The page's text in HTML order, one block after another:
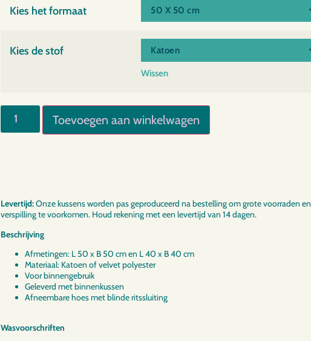
Kies het formaat
Kies de stof
Wissen
Toevoegen aan winkelwagen
Levertijd:Onze kussens worden pas geproduceerd na bestelling om grote voorraden en
verspilling te voorkomen. Houd rekening met een levertijd van 14 dagen.
Beschrijving
Afmetingen: L 50 x B 50 cm en L 40 x B 40 cm
Materiaal: Katoen of velvet polyester
Voor binnengebruik
Geleverd met binnenkussen
Afneembare hoes met blinde ritssluiting
Wasvoorschriften